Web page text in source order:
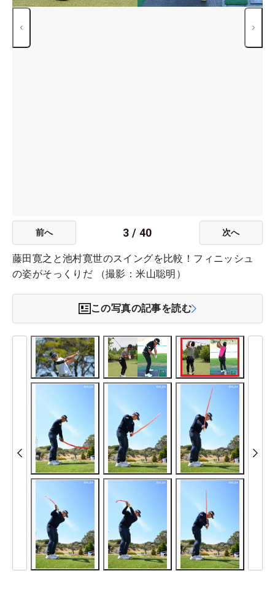
前へ 3 / 40 次へ
藤田寛之と池村寛世のスイングを比較！フィニッシュ
の姿がそっくりだ （撮影：米山聡明）
この写真の記事を読む